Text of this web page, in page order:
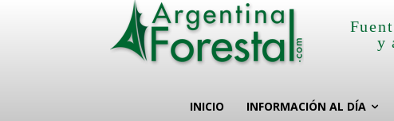
y
INICIO INFORMACIÓN AL DÍA